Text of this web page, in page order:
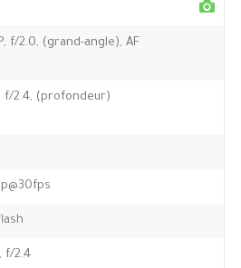
f/2.0, (grand-angle), AF
f/2.4, (profondeur)
f/2.4